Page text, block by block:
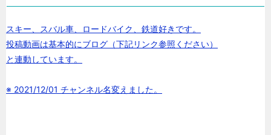
スキー、スバル車、ロードバイク、鉄道好きです。
投稿動画は基本的にブログ（下記リンク参照ください）
と連動しています。
※ 2021/12/01 チャンネル名変えました。